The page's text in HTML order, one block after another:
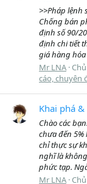
>>Pháp lệnh
Chống bán
định số 90/
định chi tiết
giá hàng hóa
Mr LNA
cáo, chuyên
Khai phá
Chào các
chưa đến
chỉ thực sự
nghĩ là
phức tạp.
Mr LNA